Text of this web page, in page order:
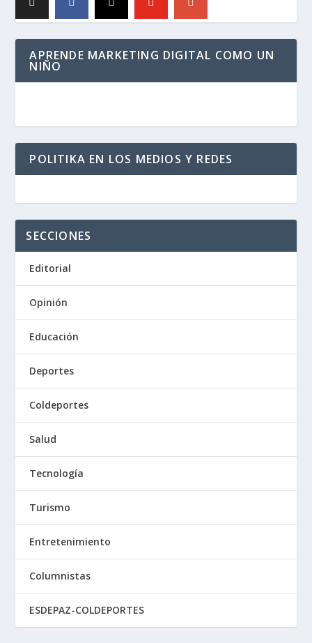
APRENDE MARKETING DIGITAL COMO UN
NIÑO
POLITIKA EN LOS MEDIOS Y REDES
SECCIONES
Editorial
Opinión
Educación
Deportes
Coldeportes
Salud
Tecnología
Turismo
Entretenimiento
Columnistas
ESDEPAZ-COLDEPORTES